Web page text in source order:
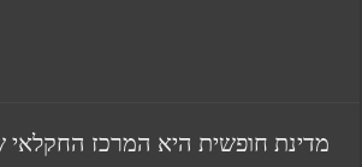
מדינת חופשית היא המרכז החקלאי